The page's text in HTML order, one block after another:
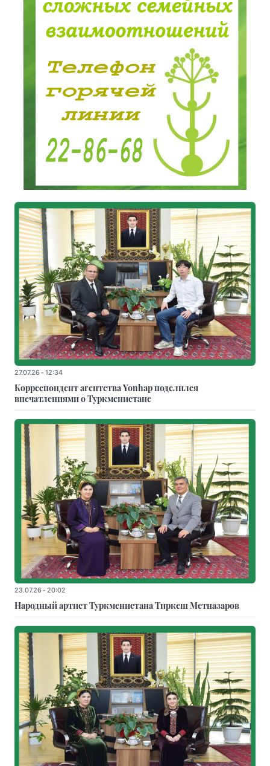
27.07.26 - 12:34
Корреспондент агентства Yonhap поделился
впечатлениями о Туркменистане
23.07.26 - 20:02
Народный артист Туркменистана Тиркеш Мeтназаров